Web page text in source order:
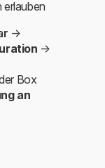
→
→
Box
an